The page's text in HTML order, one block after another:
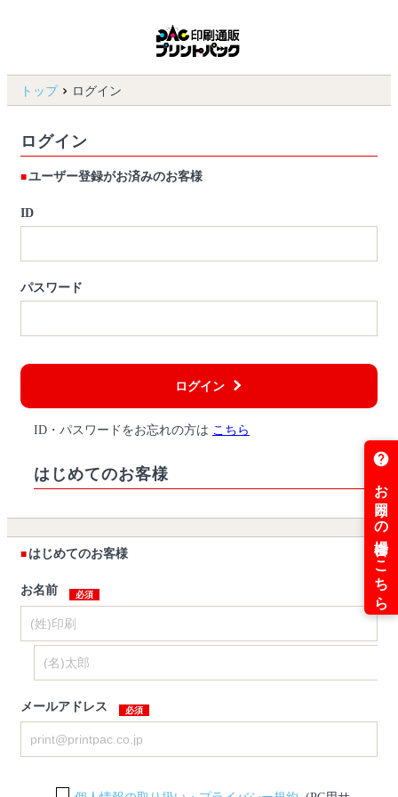
トップ ログイン
ログイン
ユーザー登録がお済みのお客様
ID
パスワード
ログイン
ID・パスワードをお忘れの方は こちら
はじめてのお客様
はじめてのお客様
お名前
メールアドレス